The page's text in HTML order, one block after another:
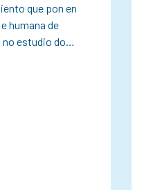
que pon en
humana de
no estudio do…